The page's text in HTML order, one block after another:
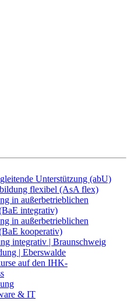
Unterstützung (abU)
flexibel (AsA flex)
in außerbetrieblichen
integrativ)
in außerbetrieblichen
kooperativ)
integrativ | Braunschweig
| Eberswalde
auf den IHK-
& IT